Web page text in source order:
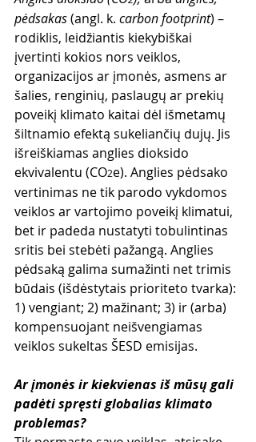
pėdsakas (angl. k. carbon footprint) –
rodiklis, leidžiantis kiekybiškai
įvertinti kokios nors veiklos,
organizacijos ar įmonės, asmens ar
šalies, renginių, paslaugų ar prekių
poveikį klimato kaitai dėl išmetamų
šiltnamio efektą sukeliančių dujų. Jis
išreiškiamas anglies dioksido
ekvivalentu (CO2e). Anglies pėdsako
vertinimas ne tik parodo vykdomos
veiklos ar vartojimo poveikį klimatui,
bet ir padeda nustatyti tobulintinas
sritis bei stebėti pažangą. Anglies
pėdsaką galima sumažinti net trimis
būdais (išdėstytais prioriteto tvarka):
1) vengiant; 2) mažinant; 3) ir (arba)
kompensuojant neišvengiamas
veiklos sukeltas ŠESD emisijas.
Ar įmonės ir kiekvienas iš mūsų gali
padėti spręsti globalias klimato
problemas?